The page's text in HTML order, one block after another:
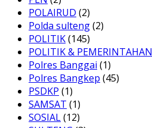
POLAIRUD (2)
Polda sulteng(2)
POLITIK(145)
POLITIK & PEMERINTAHAN
Polres Banggai (1)
Polres Bangkep (45)
PSDKP (1)
SAMSAT (1)
SOSIAL(12)